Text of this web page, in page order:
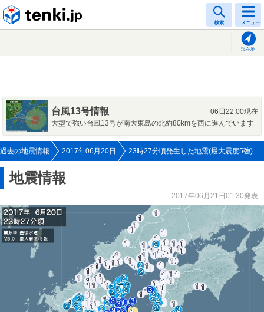
検索 メニュー
現在地
台風13号情報
06日22:00現在
大型で強い台風13号が南大東島の北約80kmを西に進んでいます
過去の地震情報 2017年06月20日 23時27分頃発生した地震(最大震度5強)
地震情報
2017年06月21日01:30発表